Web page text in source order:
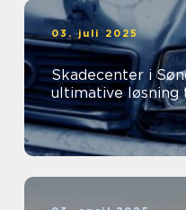
03. juli 2025
Skadecenter i
ultimative